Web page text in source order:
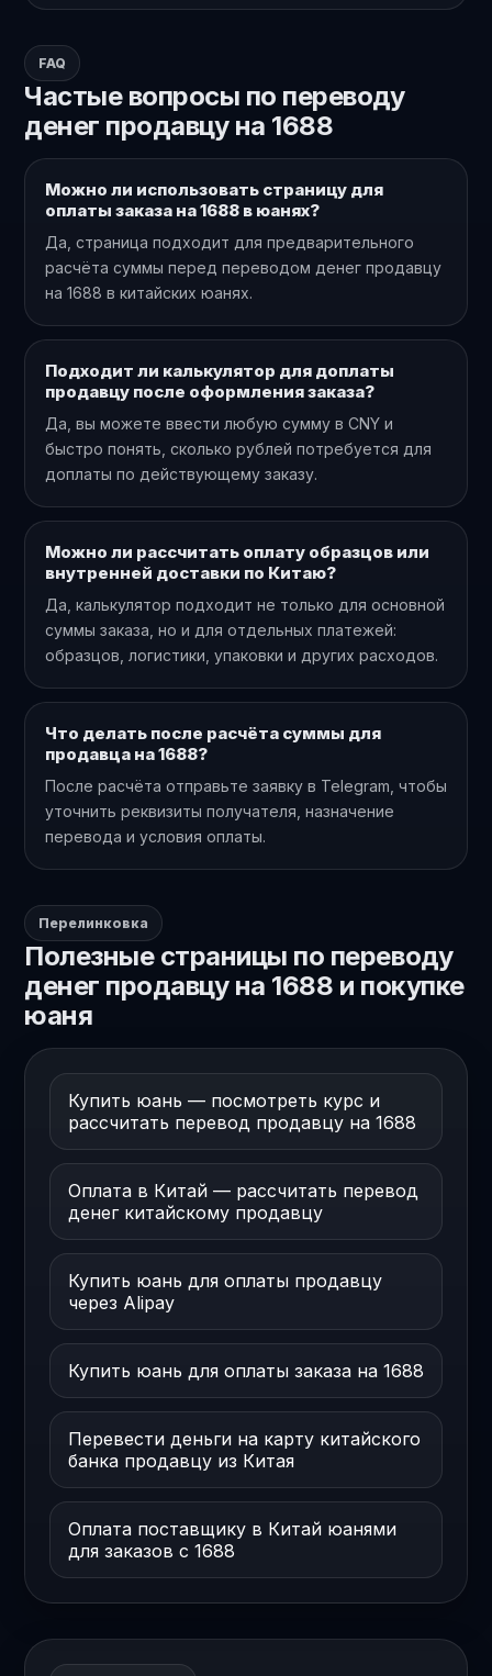
FAQ
Частые вопросы по переводу
денег продавцу на 1688
Можно ли использовать страницу для
оплаты заказа на 1688 в юанях?
Да, страница подходит для предварительного
расчёта суммы перед переводом денег продавцу
на 1688 в китайских юанях.
Подходит ли калькулятор для доплаты
продавцу после оформления заказа?
Да, вы можете ввести любую сумму в CNY и
быстро понять, сколько рублей потребуется для
доплаты по действующему заказу.
Можно ли рассчитать оплату образцов или
внутренней доставки по Китаю?
Да, калькулятор подходит не только для основной
суммы заказа, но и для отдельных платежей:
образцов, логистики, упаковки и других расходов.
Что делать после расчёта суммы для
продавца на 1688?
После расчёта отправьте заявку в Telegram, чтобы
уточнить реквизиты получателя, назначение
перевода и условия оплаты.
Перелинковка
Полезные страницы по переводу
денег продавцу на 1688 и покупке
юаня
Купить юань — посмотреть курс и
рассчитать перевод продавцу на 1688
Оплата в Китай — рассчитать перевод
денег китайскому продавцу
Купить юань для оплаты продавцу
через Alipay
Купить юань для оплаты заказа на 1688
Перевести деньги на карту китайского
банка продавцу из Китая
Оплата поставщику в Китай юанями
для заказов с 1688